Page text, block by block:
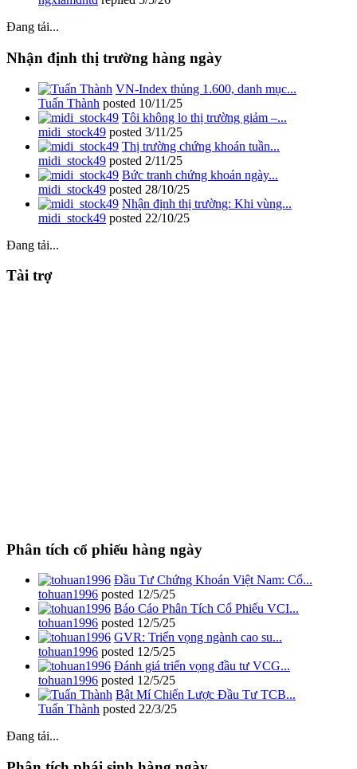
Đang tải...
Nhận định thị trường hàng ngày
VN-Index thủng 1.600, danh mục...
Tuấn Thành posted 10/11/25
Tôi không lo thị trường giảm –...
midi_stock49 posted 3/11/25
Thị trường chứng khoán tuần...
midi_stock49 posted 2/11/25
Bức tranh chứng khoán ngày...
midi_stock49 posted 28/10/25
Nhận định thị trường: Khi vùng...
midi_stock49 posted 22/10/25
Đang tải...
Tài trợ
Phân tích cổ phiếu hàng ngày
Đầu Tư Chứng Khoán Việt Nam: Cổ...
tohuan1996 posted 12/5/25
Báo Cáo Phân Tích Cổ Phiếu VCI...
tohuan1996 posted 12/5/25
GVR: Triển vọng ngành cao su...
tohuan1996 posted 12/5/25
Đánh giá triển vọng đầu tư VCG...
tohuan1996 posted 12/5/25
Bật Mí Chiến Lược Đầu Tư TCB...
Tuấn Thành posted 22/3/25
Đang tải...